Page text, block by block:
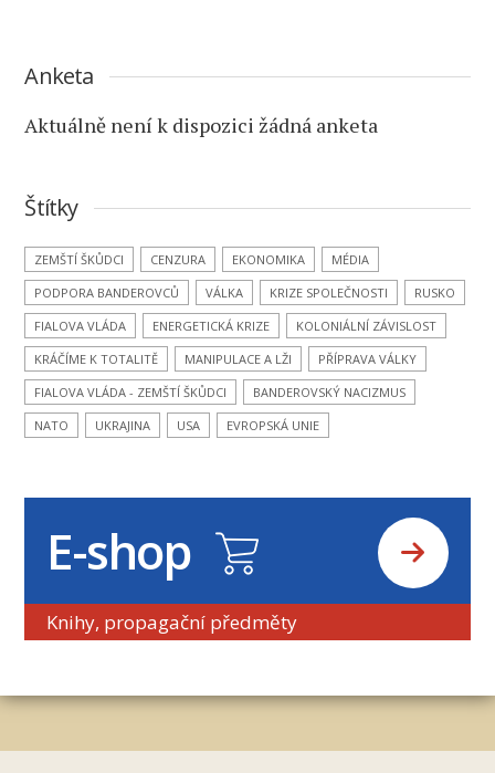
Anketa
Aktuálně není k dispozici žádná anketa
Štítky
ZEMŠTÍ ŠKŮDCI CENZURA EKONOMIKA
MÉDIA
PODPORA BANDEROVCŮ
VÁLKA KRIZE SPOLEČNOSTI
RUSKO
FIALOVA VLÁDA
ENERGETICKÁ KRIZE
KOLONIÁLNÍ ZÁVISLOST
KRÁČÍME K TOTALITĚ
MANIPULACE A LŽI
PŘÍPRAVA VÁLKY
FIALOVA VLÁDA - ZEMŠTÍ ŠKŮDCI
BANDEROVSKÝ NACIZMUS
NATO
UKRAJINA USA EVROPSKÁ UNIE
E-shop
Knihy, propagační předměty